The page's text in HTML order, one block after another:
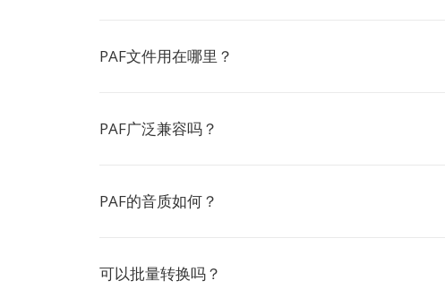
PAF文件用在哪里？
PAF广泛兼容吗？
PAF的音质如何？
可以批量转换吗？